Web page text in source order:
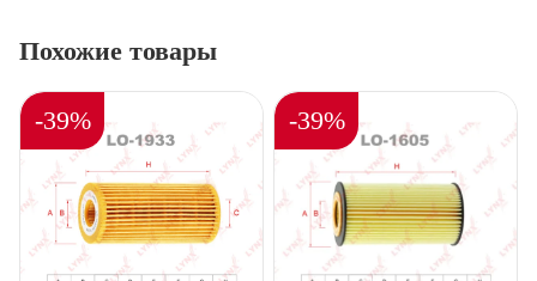
Похожие товары
-39% -39%